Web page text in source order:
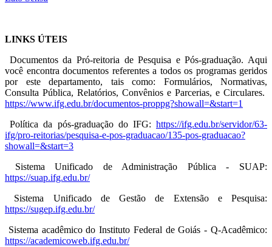
LINKS ÚTEIS
Documentos da Pró-reitoria de Pesquisa e Pós-graduação. Aqui
você encontra documentos referentes a todos os programas geridos
por este departamento, tais como: Formulários, Normativas,
Consulta Pública, Relatórios, Convênios e Parcerias, e Circulares.
https://www.ifg.edu.br/documentos-proppg?showall=&start=1
Política da pós-graduação do IFG:https://ifg.edu.br/servidor/63-
ifg/pro-reitorias/pesquisa-e-pos-graduacao/135-pos-graduacao?
showall=&start=3
Sistema Unificado de Administração Pública - SUAP:
https://suap.ifg.edu.br/
Sistema Unificado de Gestão de Extensão e Pesquisa:
https://sugep.ifg.edu.br/
Sistema acadêmico do Instituto Federal de Goiás - Q-Acadêmico:
https://academicoweb.ifg.edu.br/